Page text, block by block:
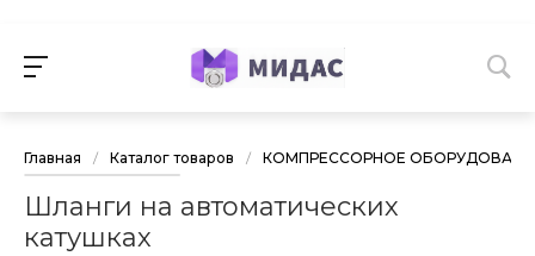
Главная / Каталог товаров / КОМПРЕССОРНОЕ
Шланги на автоматических
катушках